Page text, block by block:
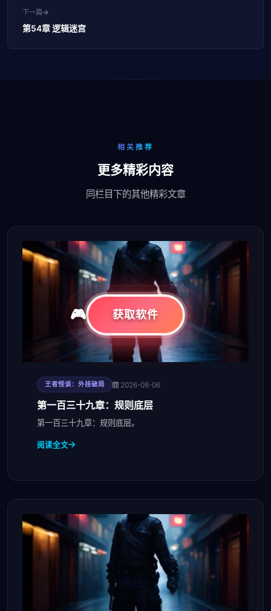
下一篇
第54章 逻辑迷宫
相关推荐
更多精彩内容
同栏目下的其他精彩文章
王者怪谈：外挂破局 2026-08-06
第一百三十九章：规则底层
第一百三十九章：规则底层。
阅读全文
获取软件